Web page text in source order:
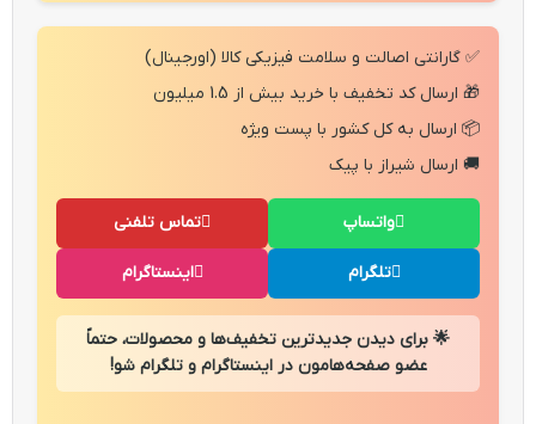
✅ گارانتی اصالت و سلامت فیزیکی کالا (اورجینال)
🎁 ارسال کد تخفیف با خرید بیش از 1.5 میلیون
📦 ارسال به کل کشور با پست ویژه
🚚 ارسال شیراز با پیک
تماس تلفنی واتساپ
اینستاگرام تلگرام
🌟 برای دیدن جدیدترین تخفیف‌ها و محصولات، حتماً
عضو صفحه‌هامون در اینستاگرام و تلگرام شو!